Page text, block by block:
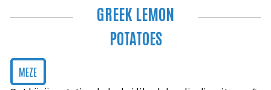
GREEK LEMON
POTATOES
MEZE